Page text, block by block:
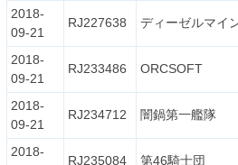
2018-
09-21
RJ227638 ディーゼルマイ
2018-
09-21
RJ233486 ORCSOFT
2018-
09-21
RJ234712 闇鍋第一艦隊
2018-
RJ235084 第46騎士団